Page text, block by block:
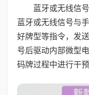
蓝牙或无线信
蓝牙或无线信号与
好牌型等指令，发
号后驱动内部微型
码牌过程中进行干